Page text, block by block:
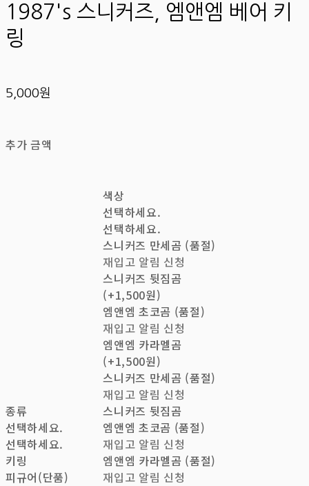
1987's 스니커즈, 엠앤엠 베어 키
링
5,000원
추가 금액
종류
선택하세요.
선택하세요.
키링
피규어(단품)
색상
선택하세요.
선택하세요.
스니커즈 만세곰 (품절)
재입고 알림 신청
스니커즈 뒷짐곰
(+1,500원)
엠앤엠 초코곰 (품절)
재입고 알림 신청
엠앤엠 카라멜곰
(+1,500원)
스니커즈 만세곰 (품절)
재입고 알림 신청
스니커즈 뒷짐곰
엠앤엠 초코곰 (품절)
재입고 알림 신청
엠앤엠 카라멜곰 (품절)
재입고 알림 신청